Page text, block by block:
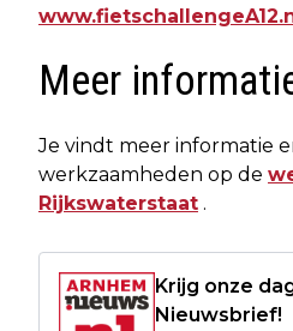
Meer
Je vindt meer informatie
werkzaamheden op de
Rijkswaterstaat .
Krijg onze
Nieuwsbrief!